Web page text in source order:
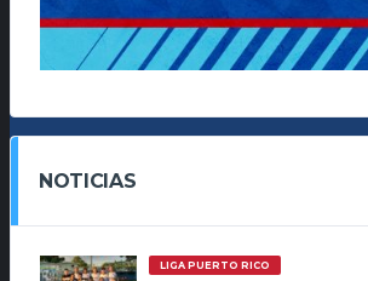
NOTICIAS
LIGA PUERTO RICO